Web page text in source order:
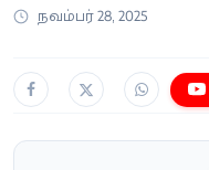
நவம்பர் 28, 2025